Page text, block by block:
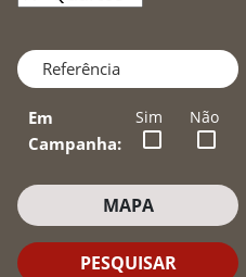
Em
Campanha:
Sim Não
MAPAVER
PESQUISAR